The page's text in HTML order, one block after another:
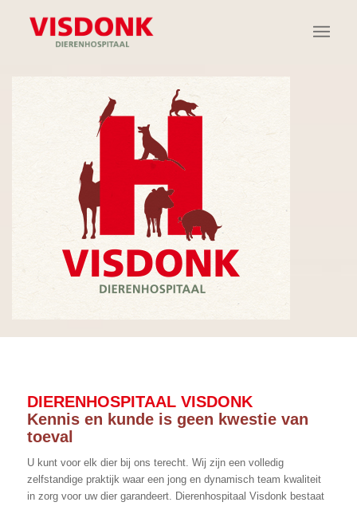
DIERENHOSPITAAL VISDONK
Kennis en kunde is geen kwestie van
toeval
U kunt voor elk dier bij ons terecht. Wij zijn een volledig
zelfstandige praktijk waar een jong en dynamisch team kwaliteit
in zorg voor uw dier garandeert. Dierenhospitaal Visdonk bestaat